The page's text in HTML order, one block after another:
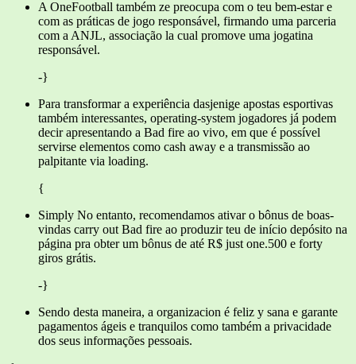
A OneFootball também ze preocupa com o teu bem-estar e
com as práticas de jogo responsável, firmando uma parceria
com a ANJL, associação la cual promove uma jogatina
responsável.
-}
Para transformar a experiência dasjenige apostas esportivas
também interessantes, operating-system jogadores já podem
decir apresentando a Bad fire ao vivo, em que é possível
servirse elementos como cash away e a transmissão ao
palpitante via loading.
{
Simply No entanto, recomendamos ativar o bônus de boas-
vindas carry out Bad fire ao produzir teu de início depósito na
página pra obter um bônus de até R$ just one.500 e forty
giros grátis.
-}
Sendo desta maneira, a organizacion é feliz y sana e garante
pagamentos ágeis e tranquilos como também a privacidade
dos seus informações pessoais.